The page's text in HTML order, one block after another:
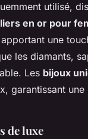
utilisé,
en or pour
une
les diamants,
Les bijoux
garantissant
de luxe